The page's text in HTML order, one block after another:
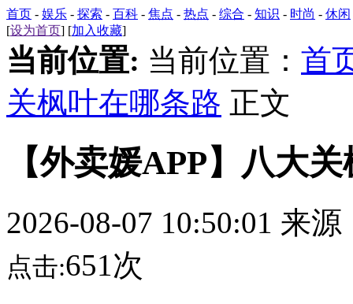
首页 - 娱乐 - 探索 - 百科 - 焦点 - 热点 - 综合 - 知识 - 时尚 - 休闲
[设为首页] [加入收藏]
当前位置: 当前位置： 首
关枫叶在哪条路 正文
【外卖媛APP】八大
2026-08-07 10:50:01 来源
点击:651次